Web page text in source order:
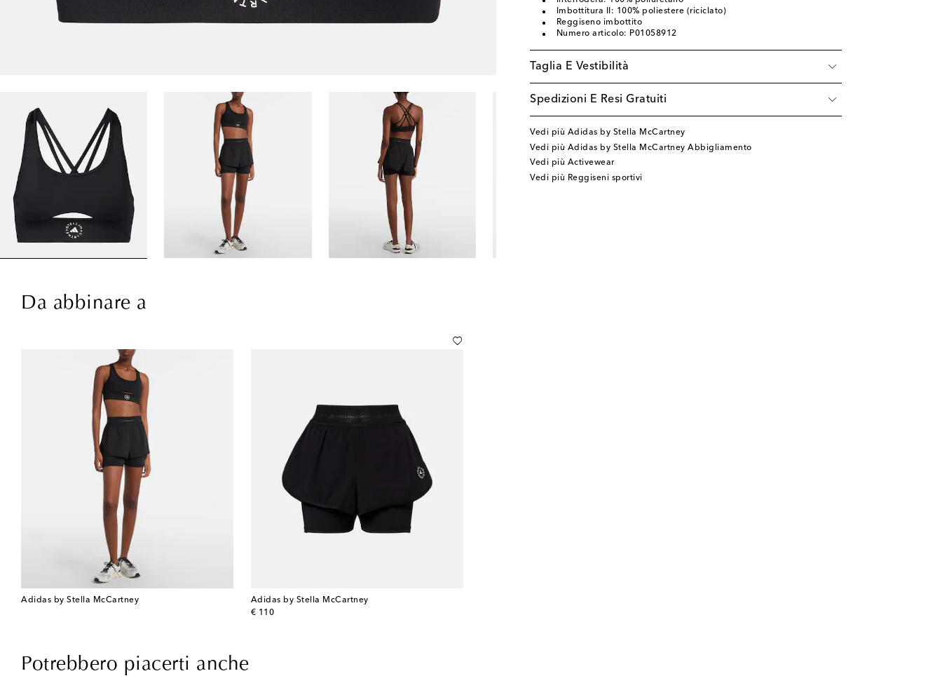
Imbottitura II: 100% poliestere (riciclato)
Reggiseno imbottito
Numero articolo: P01058912
Taglia E Vestibilità
Spedizioni E Resi Gratuiti
Vedi più Adidas by Stella McCartney
Vedi più Adidas by Stella McCartney Abbigliamento
Vedi più Activewear
Vedi più Reggiseni sportivi
Da abbinare a
Adidas by Stella McCartney
Adidas by Stella McCartney
€ 110
original price
Potrebbero piacerti anche